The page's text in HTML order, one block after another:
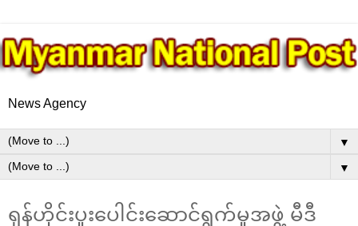
News Agency
▼
▼
ရှန်ဟိုင်းပူးပေါင်းဆောင်ရွက်မှုအဖွဲ့ မီဒီ